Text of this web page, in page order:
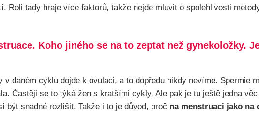
Roli tady hraje více faktorů, takže nejde mluvit o spolehlivosti
Koho jiného se na to zeptat než gynekoložky.
daném cyklu dojde k ovulaci, a to dopředu nikdy nevíme. Spermie
Častěji se to týká žen s kratšími cykly. Ale pak je tu ještě jedna
být snadné rozlišit. Takže i to je důvod, proč na menstruaci jako na